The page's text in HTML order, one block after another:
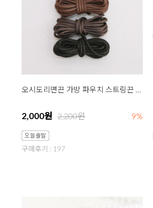
오시도리면끈 가방 파우치 스트링끈 3mm 3마 4종
2,000원 2,200원 9%
구매후기 : 197